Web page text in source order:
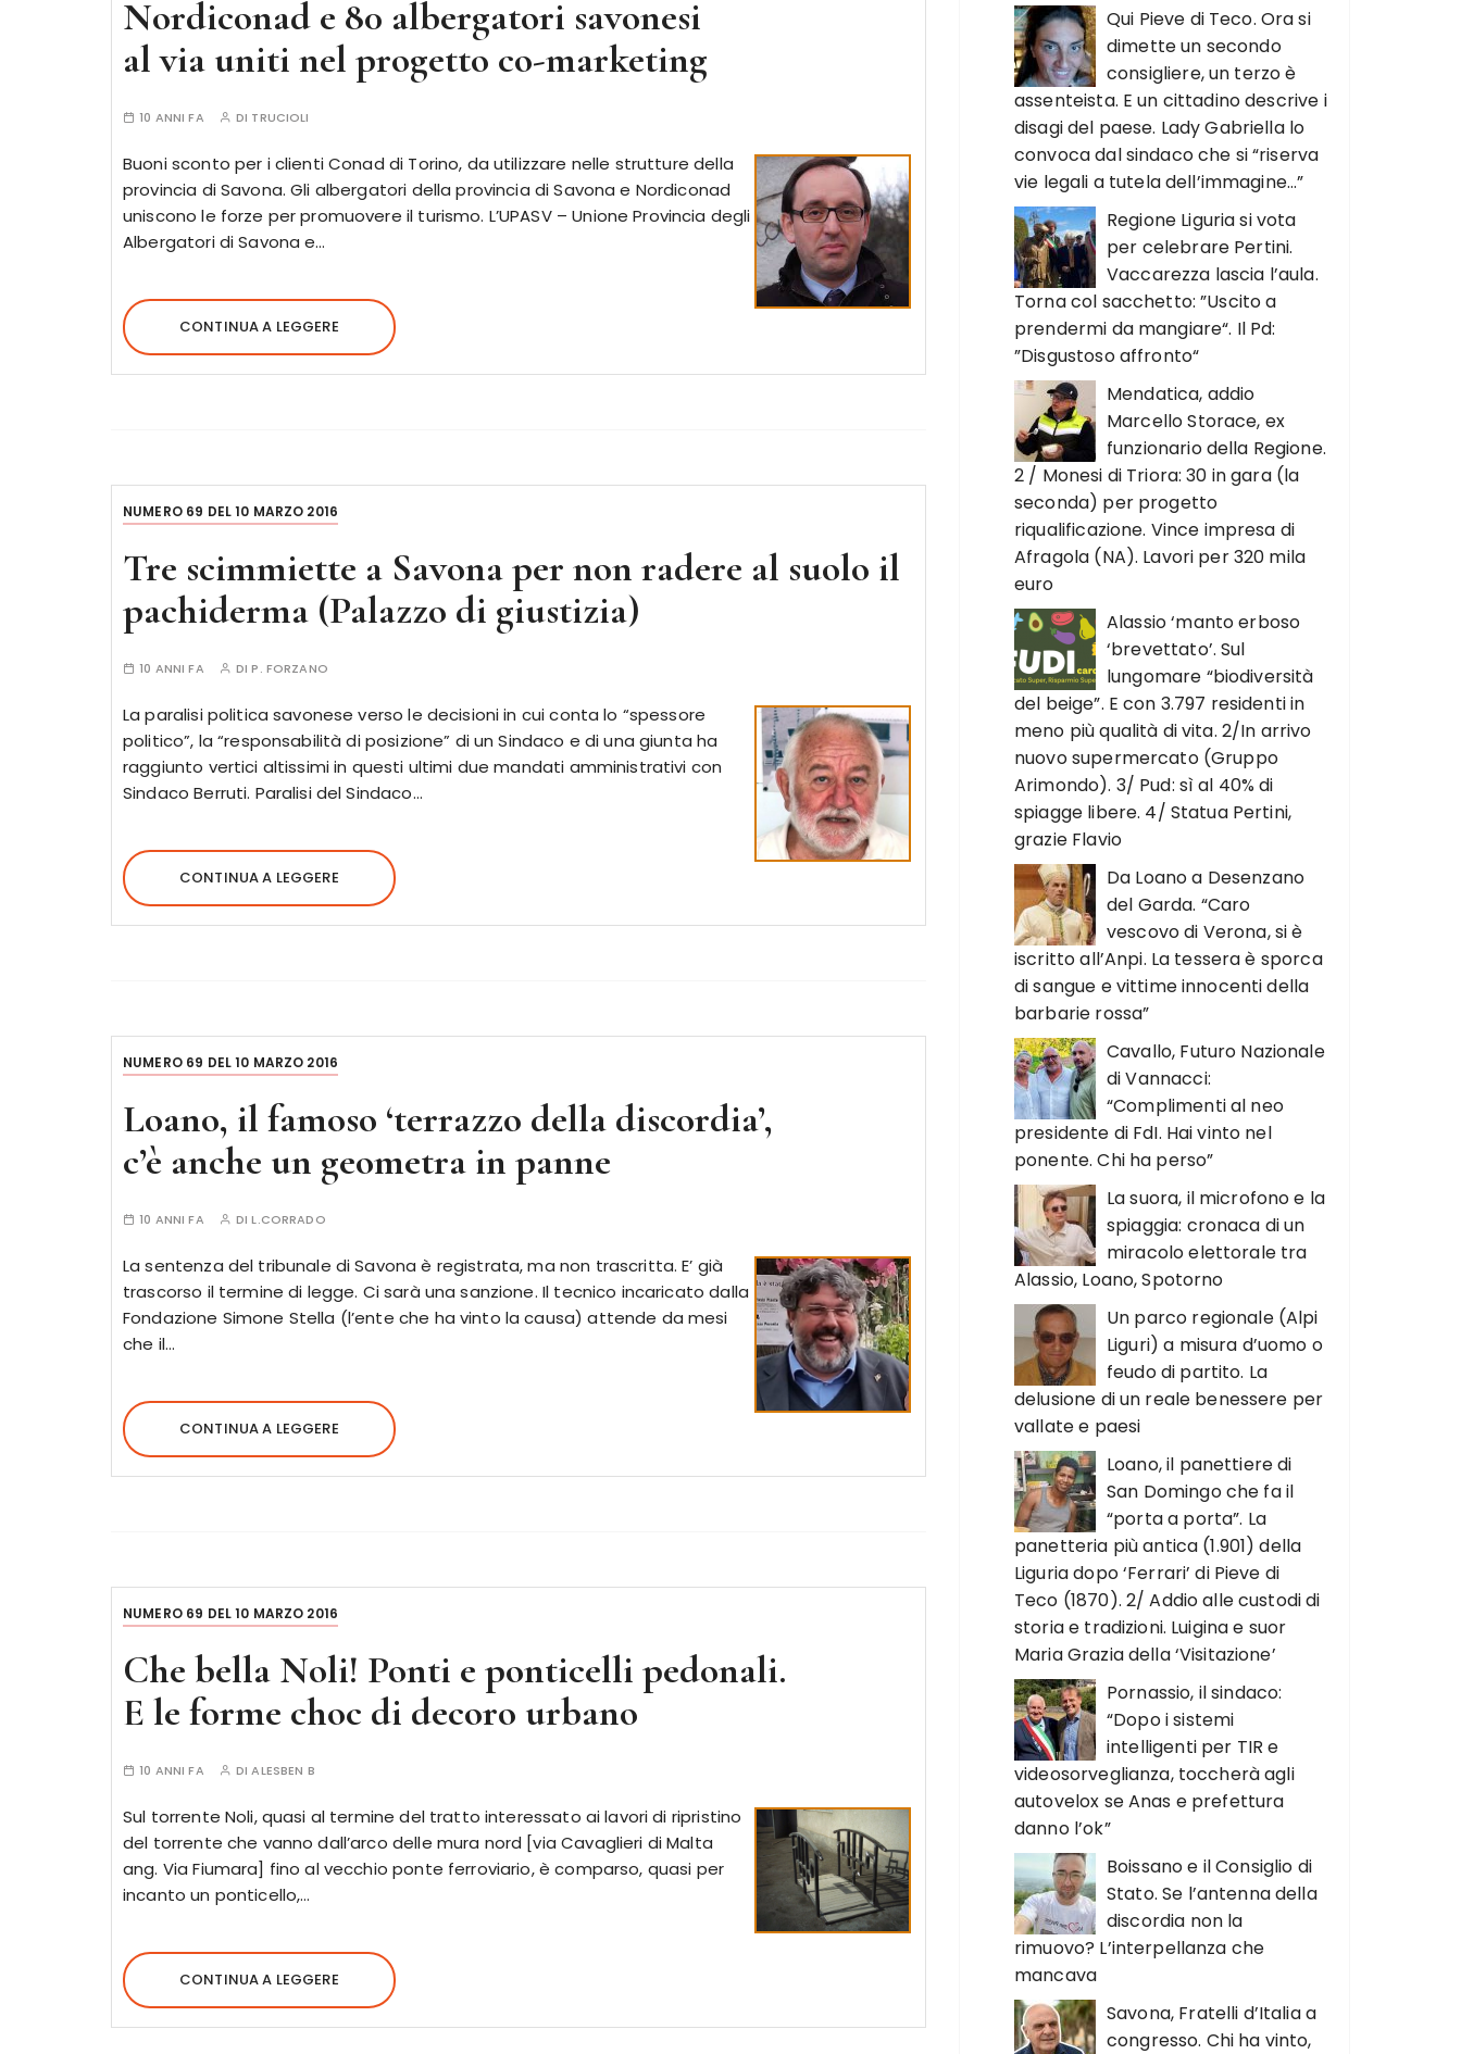
Nordiconad e 80 albergatori savonesi
al via uniti nel progetto co-marketing
10 ANNI FA DI TRUCIOLI
Buoni sconto per i clienti Conad di Torino, da utilizzare nelle strutture della
provincia di Savona. Gli albergatori della provincia di Savona e Nordiconad
uniscono le forze per promuovere il turismo. L’UPASV – Unione Provincia degli
Albergatori di Savona e…
CONTINUA A LEGGERE
NUMERO 69 DEL 10 MARZO 2016
Tre scimmiette a Savona per non radere al suolo il
pachiderma (Palazzo di giustizia)
10 ANNI FA DIP. FORZANO
La paralisi politica savonese verso le decisioni in cui conta lo “spessore
politico”, la “responsabilità di posizione” di un Sindaco e di una giunta ha
raggiunto vertici altissimi in questi ultimi due mandati amministrativi con
Sindaco Berruti. Paralisi del Sindaco…
CONTINUA A LEGGERE
NUMERO 69 DEL 10 MARZO 2016
Loano, il famoso ‘terrazzo della discordia’,
c’è anche un geometra in panne
10 ANNI FA DIL.CORRADO
La sentenza del tribunale di Savona è registrata, ma non trascritta. E’ già
trascorso il termine di legge. Ci sarà una sanzione. Il tecnico incaricato dalla
Fondazione Simone Stella (l’ente che ha vinto la causa) attende da mesi
che il…
CONTINUA A LEGGERE
NUMERO 69 DEL 10 MARZO 2016
Che bella Noli! Ponti e ponticelli pedonali.
E le forme choc di decoro urbano
10 ANNI FA DIALESBEN B
Sul torrente Noli, quasi al termine del tratto interessato ai lavori di ripristino
del torrente che vanno dall’arco delle mura nord [via Cavaglieri di Malta
ang. Via Fiumara] fino al vecchio ponte ferroviario, è comparso, quasi per
incanto un ponticello,…
CONTINUA A LEGGERE
Qui Pieve di Teco. Ora si
dimette un secondo
consigliere, un terzo è
assenteista. E un cittadino descrive i
disagi del paese. Lady Gabriella lo
convoca dal sindaco che si “riserva
vie legali a tutela dell’immagine…”
Regione Liguria si vota
per celebrare Pertini.
Vaccarezza lascia l’aula.
Torna col sacchetto: ”Uscito a
prendermi da mangiare“. Il Pd:
”Disgustoso affronto“
Mendatica, addio
Marcello Storace, ex
funzionario della Regione.
2 / Monesi di Triora: 30 in gara (la
seconda) per progetto
riqualificazione. Vince impresa di
Afragola (NA). Lavori per 320 mila
euro
Alassio ‘manto erboso
‘brevettato’. Sul
lungomare “biodiversità
del beige”. E con 3.797 residenti in
meno più qualità di vita. 2/In arrivo
nuovo supermercato (Gruppo
Arimondo). 3/ Pud: sì al 40% di
spiagge libere. 4/ Statua Pertini,
grazie Flavio
Da Loano a Desenzano
del Garda. “Caro
vescovo di Verona, si è
iscritto all’Anpi. La tessera è sporca
di sangue e vittime innocenti della
barbarie rossa”
Cavallo, Futuro Nazionale
di Vannacci:
“Complimenti al neo
presidente di FdI. Hai vinto nel
ponente. Chi ha perso”
La suora, il microfono e la
spiaggia: cronaca di un
miracolo elettorale tra
Alassio, Loano, Spotorno
Un parco regionale (Alpi
Liguri) a misura d’uomo o
feudo di partito. La
delusione di un reale benessere per
vallate e paesi
Loano, il panettiere di
San Domingo che fa il
“porta a porta”. La
panetteria più antica (1.901) della
Liguria dopo ‘Ferrari’ di Pieve di
Teco (1870). 2/ Addio alle custodi di
storia e tradizioni. Luigina e suor
Maria Grazia della ‘Visitazione’
Pornassio, il sindaco:
“Dopo i sistemi
intelligenti per TIR e
videosorveglianza, toccherà agli
autovelox se Anas e prefettura
danno l’ok”
Boissano e il Consiglio di
Stato. Se l’antenna della
discordia non la
rimuovo? L’interpellanza che
mancava
Savona, Fratelli d’Italia a
congresso. Chi ha vinto,